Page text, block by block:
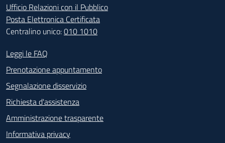
Ufficio Relazioni con il Pubblico
Posta Elettronica Certificata
Centralino unico:010 1010
Footer - Contatti
Leggi le FAQ
Prenotazione appuntamento
Segnalazione disservizio
Richiesta d'assistenza
Amministrazione trasparente
Informativa privacy